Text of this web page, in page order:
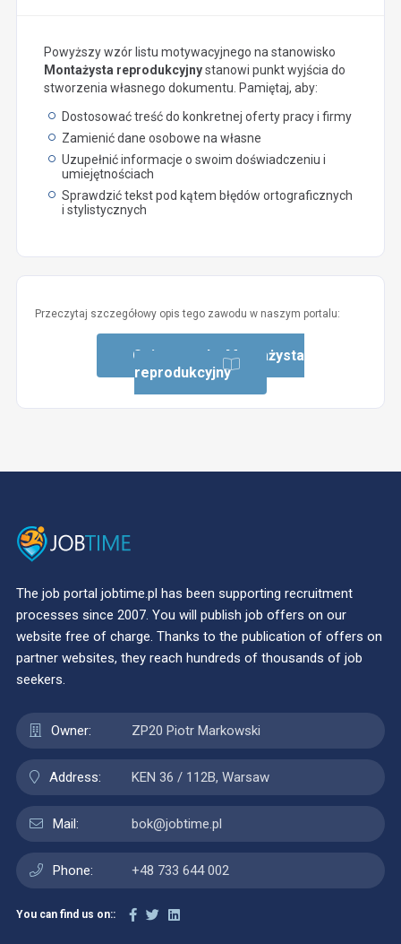
Powyższy wzór listu motywacyjnego na stanowisko
Montażysta reprodukcyjnystanowi punkt wyjścia do
stworzenia własnego dokumentu. Pamiętaj, aby:
Dostosować treść do konkretnej oferty pracy i firmy
Zamienić dane osobowe na własne
Uzupełnić informacje o swoim doświadczeniu i
umiejętnościach
Sprawdzić tekst pod kątem błędów ortograficznych
i stylistycznych
Przeczytaj szczegółowy opis tego zawodu w naszym portalu:
Opis zawodu: Montażysta
reprodukcyjny
The job portal jobtime.pl has been supporting recruitment
processes since 2007. You will publish job offers on our
website free of charge. Thanks to the publication of offers on
partner websites, they reach hundreds of thousands of job
seekers.
Owner: ZP20 Piotr Markowski
Address: KEN 36 / 112B, Warsaw
Mail: bok@jobtime.pl
Phone: +48 733 644 002
You can find us on::